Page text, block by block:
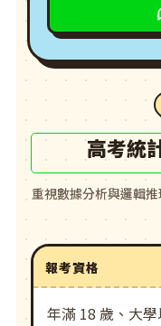
高考統
重視數據分析與邏輯
報考資格
年滿 18 歲、大